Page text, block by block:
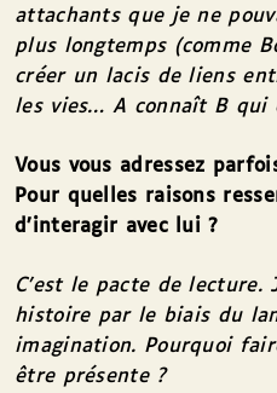
attachants que je ne
plus longtemps (comme
créer un lacis de liens
les vies… A connaît B qui
Vous vous adressez
Pour quelles raisons
d’interagir avec lui ?
C’est le pacte de lecture.
histoire par le biais du
imagination. Pourquoi
être présente ?